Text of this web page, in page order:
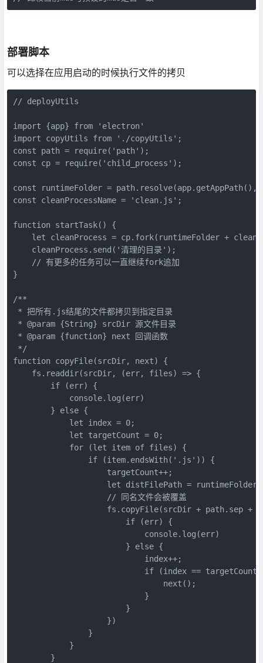
部署脚本
可以选择在应用启动的时候执行文件的拷贝
// deployUtils
import {app} from 'electron'
import copyUtils from './copyUtils';
const path = require('path');
const cp = require('child_process');
const runtimeFolder =
const cleanProcessName = 'clean.js';
function startTask() {
let cleanProcess = cp.fork(runtimeFolder +
    cleanProcess.send('清理的目录');
    // 有更多的任务可以一直继续fork追加
}
/**
* 把所有.js结尾的文件都拷贝到指定目录
* @param {String} srcDir 源文件目录
* @param {function} next 回调函数
*/
function copyFile(srcDir, next) {
    fs.readdir(srcDir, (err, files) => {
        if (err) {
            console.log(err)
        } else {
            let index = 0;
            let targetCount = 0;
            for (let item of files) {
                if (item.endsWith('.js')) {
                    targetCount++;
let distFilePath = runtimeFolder
                    // 同名文件会被覆盖
fs.copyFile(srcDir + path.sep +
                        if (err) {
                            console.log(err)
                        } else {
                            index++;
if (index ==
                                next();
                            }
                        }
                    })
                }
            }
        }